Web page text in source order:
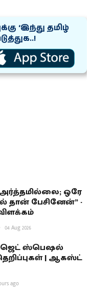
‘இந்து தமிழ்
ஒரே
தான் பேசினேன்” -
04 Aug 2026
ஸ்பெஷல்
| ஆகஸ்ட்
ago